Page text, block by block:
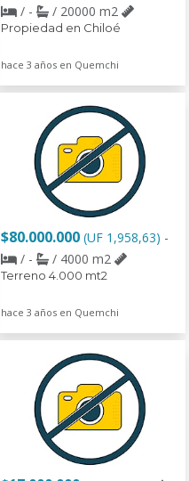
/ -
/ 20000 m2
Propiedad en Chiloé
hace 3 años en Quemchi
$80.000.000 (UF 1,958,63) -
/ -
/ 4000 m2
Terreno 4.000 mt2
hace 3 años en Quemchi